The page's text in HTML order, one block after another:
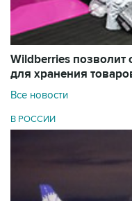
Wildberries позволит
для хранения
Все новости
В РОССИИ